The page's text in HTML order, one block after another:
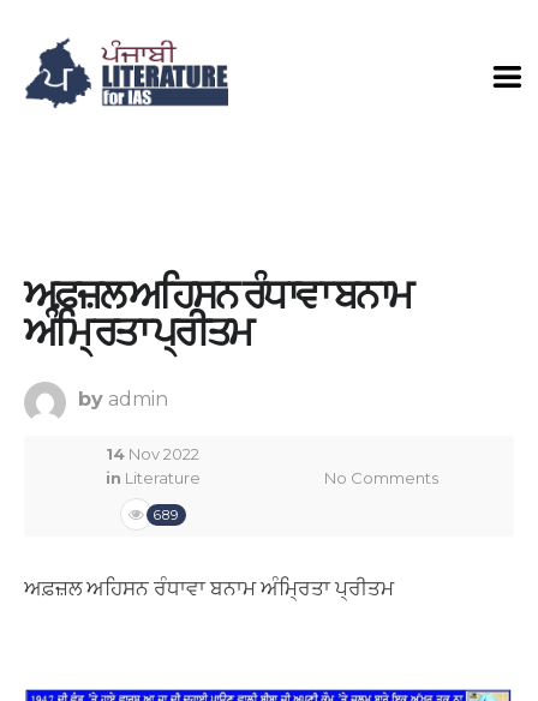
ਅਫ਼ਜ਼ਲ ਅਹਿਸਨ ਰੰਧਾਵਾ ਬਨਾਮ
ਅੰਮ੍ਰਿਤਾ ਪ੍ਰੀਤਮ
by admin
14 Nov 2022
in Literature No Comments
689
ਅਫ਼ਜ਼ਲ ਅਹਿਸਨ ਰੰਧਾਵਾ ਬਨਾਮ ਅੰਮ੍ਰਿਤਾ ਪ੍ਰੀਤਮ